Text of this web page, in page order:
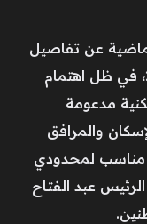
عن تفاصيل
حجز شقق الإسكان الاجتماعي 2026، في ظل اهتمام
مدعومة
والمرافق
مناسب لمحدودي
عبد الفتاح